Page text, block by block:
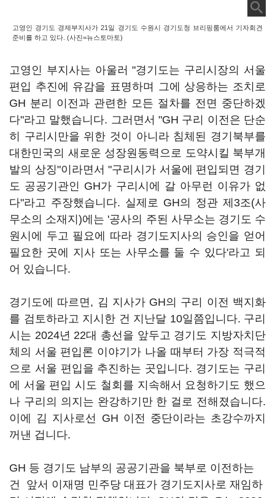
고영인 경기도 경제부지사가 21일 경기도 수원시 경기도청 브리핑룸에서 기자회견
준비를 하고 있다. (사진=뉴스토마토)
고영인 부지사는 아울러 "경기도는 구리시장의 서울
편입 추진에 유감을 표명하며 그에 상응하는 조치로
GH 분리 이전과 관련한 모든 절차를 전면 중단하겠
다"라고 말했습니다. 그러면서 "GH 구리 이전은 단순
히 구리시만을 위한 것이 아니라 침체된 경기북부를
대한민국의 새로운 성장원동력으로 도약시킬 북부개
발의 상징"이라면서 "구리시가 서울에 편입되면 경기
도 공공기관인 GH가 구리시에 갈 아무런 이유가 없
다"라고 주장했습니다. 실제로 GH의 정관 제3조(사
무소의 소재지)에는 '공사의 주된 사무소는 경기도 수
원시에 두고 필요에 따라 경기도지사의 승인을 얻어
필요한 곳에 지사 또는 사무소를 둘 수 있다'라고 되
어 있습니다.
경기도에 따르면, 김 지사가 GH의 구리 이전 백지화
를 검토하라고 지시한 건 지난달 10일쯤입니다. 구리
시는 2024년 22대 총선을 앞두고 경기도 지방자치단
체의 서울 편입론 이야기가 나올 때부터 가장 적극적
으로 서울 편입을 추진하는 곳입니다. 경기도는 구리
에 서울 편입 시도 철회를 지속해서 요청하기도 했으
나 구리의 의지는 완강하기만 한 걸로 전해졌습니다.
이에 김 지사로선 GH 이전 중단이라는 초강수까지
꺼낸 겁니다.
GH 등 경기도 남부의 공공기관을 북부로 이전하는
건 앞서 이재명 민주당 대표가 경기도지사로 재임하